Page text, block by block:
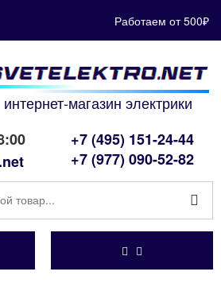
Работаем от 500₽
интернет-магазин электрики
+7 (495) 151-24-44
+7 (977) 090-52-82